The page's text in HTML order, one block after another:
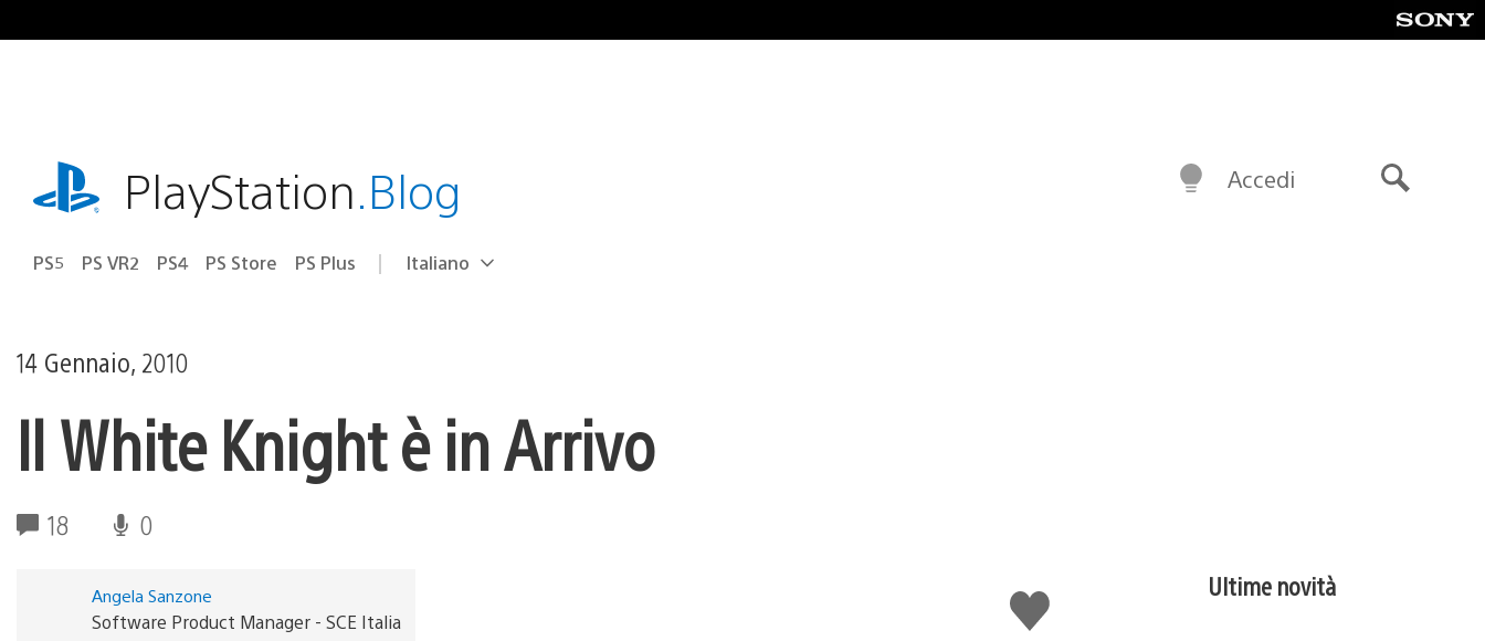
al
playstation.comPlayStation.Blog
PS5 PS VR2 PS4 PS Store PS Plus Seleziona
Regione
Italiano
Accedi
14 Gennaio, 2010
Il White Knight è in Arrivo
18 0
Mi
piace
Angela Sanzone
Software Product Manager - SCE Italia
Ultime novità